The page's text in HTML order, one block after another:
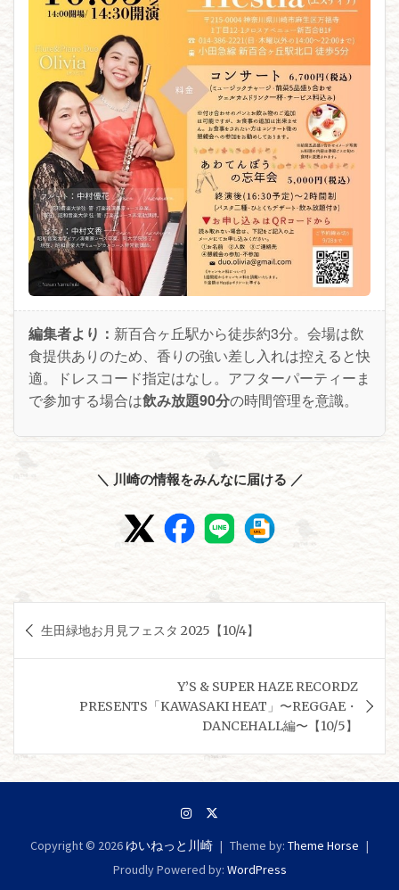
編集者より： 新百合ヶ丘駅から徒歩約3分。会場は飲
食提供ありのため、香りの強い差し入れは控えると快
適。ドレスコード指定はなし。アフターパーティーま
で参加する場合は飲み放題90分の時間管理を意識。
＼ 川崎の情報をみんなに届ける ／
稿
ナ
ゲ
ー
シ
ン
生田緑地お月見フェスタ 2025【10/4】
Y’S & SUPER HAZE RECORDZ
PRESENTS「KAWASAKI HEAT」〜REGGAE・
DANCEHALL編〜【10/5】
Copyright © 2026 ゆいねっと川崎 Theme by: Theme Horse
Proudly Powered by: WordPress